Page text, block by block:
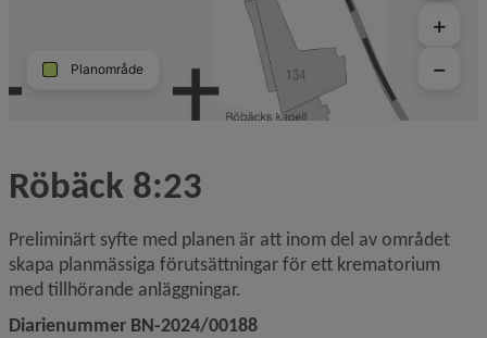
Röbäck 8:23
Preliminärt syfte med planen är att inom del av området
skapa planmässiga förutsättningar för ett krematorium
med tillhörande anläggningar.
Diarienummer BN-2024/00188